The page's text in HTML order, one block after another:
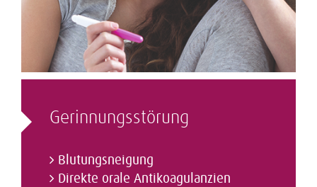
Gerinnungs­­störung
Blutungsneigung
Direkte orale Antikoagulanzien